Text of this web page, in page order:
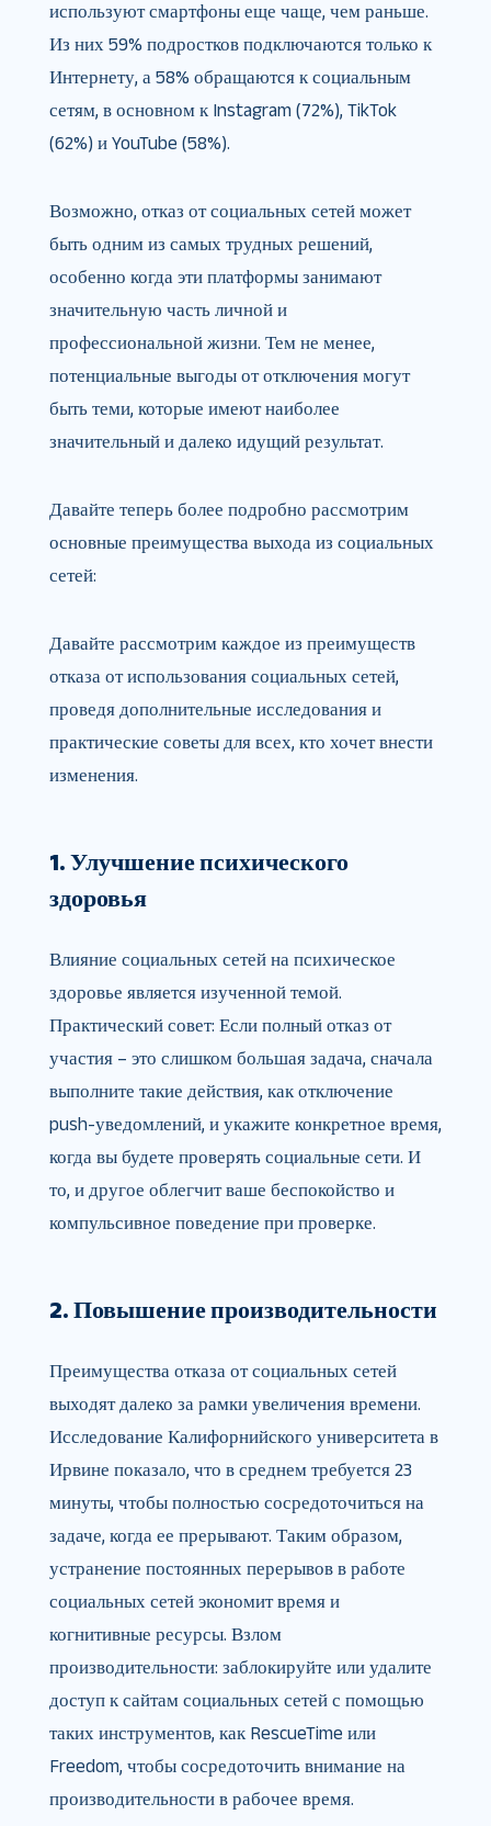
используют смартфоны еще чаще, чем раньше.
Из них 59% подростков подключаются только к
Интернету, а 58% обращаются к социальным
сетям, в основном к Instagram (72%), TikTok
(62%) и YouTube (58%).
Возможно, отказ от социальных сетей может
быть одним из самых трудных решений,
особенно когда эти платформы занимают
значительную часть личной и
профессиональной жизни. Тем не менее,
потенциальные выгоды от отключения могут
быть теми, которые имеют наиболее
значительный и далеко идущий результат.
Давайте теперь более подробно рассмотрим
основные преимущества выхода из социальных
сетей:
Давайте рассмотрим каждое из преимуществ
отказа от использования социальных сетей,
проведя дополнительные исследования и
практические советы для всех, кто хочет внести
изменения.
1. Улучшение психического
здоровья
Влияние социальных сетей на психическое
здоровье является изученной темой.
Практический совет: Если полный отказ от
участия – это слишком большая задача, сначала
выполните такие действия, как отключение
push-уведомлений, и укажите конкретное время,
когда вы будете проверять социальные сети. И
то, и другое облегчит ваше беспокойство и
компульсивное поведение при проверке.
2. Повышение производительности
Преимущества отказа от социальных сетей
выходят далеко за рамки увеличения времени.
Исследование Калифорнийского университета в
Ирвине показало, что в среднем требуется 23
минуты, чтобы полностью сосредоточиться на
задаче, когда ее прерывают. Таким образом,
устранение постоянных перерывов в работе
социальных сетей экономит время и
когнитивные ресурсы. Взлом
производительности: заблокируйте или удалите
доступ к сайтам социальных сетей с помощью
таких инструментов, как RescueTime или
Freedom, чтобы сосредоточить внимание на
производительности в рабочее время.